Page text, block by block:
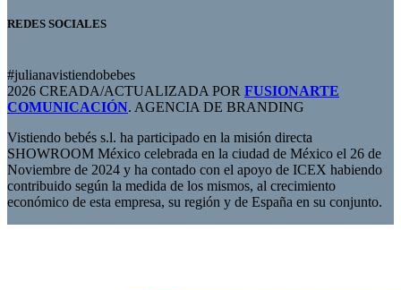
REDES SOCIALES
#julianavistiendobebes
2026 CREADA/ACTUALIZADA POR FUSIONARTE
COMUNICACIÓN. AGENCIA DE BRANDING
Vistiendo bebés s.l. ha participado en la misión directa
SHOWROOM México celebrada en la ciudad de México el 26 de
Noviembre de 2024 y ha contado con el apoyo de ICEX habiendo
contribuido según la medida de los mismos, al crecimiento
económico de esta empresa, su región y de España en su conjunto.